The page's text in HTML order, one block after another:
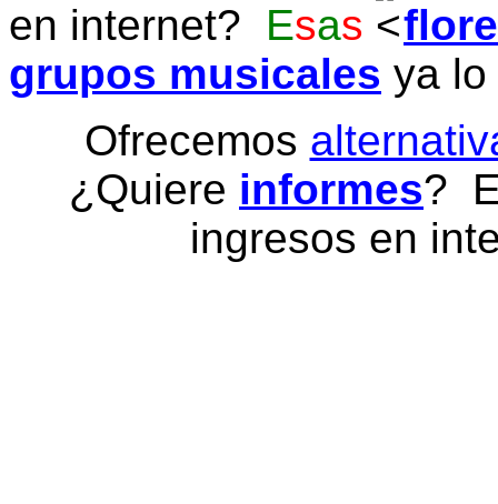
en internet? Esas
grupos musicales ya
Ofrecemos
¿Quiere informes?
ingresos en